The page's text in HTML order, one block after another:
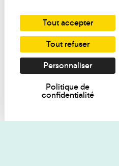
Tout accepter
Tout refuser
Personnaliser
Politique de
confidentialité